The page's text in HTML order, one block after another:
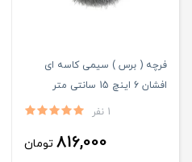
فرچه ( برس ) سیمی کاسه ای
افشان 6 اینچ 15 سانتی متر
مشکی ساب ایران ( کربلایی )
1 نفر
816,000 تومان